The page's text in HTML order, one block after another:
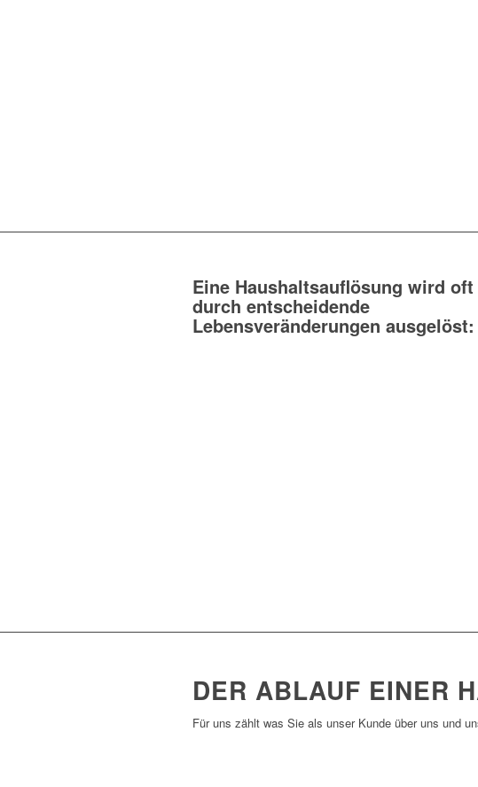
Eine Haushaltsauflösung wird oft
durch entscheidende
Lebensveränderungen ausgelöst:
DER ABLAUF EINER
Für uns zählt was Sie als unser Kunde über uns und